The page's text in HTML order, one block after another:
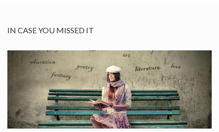
IN CASE YOU MISSED IT